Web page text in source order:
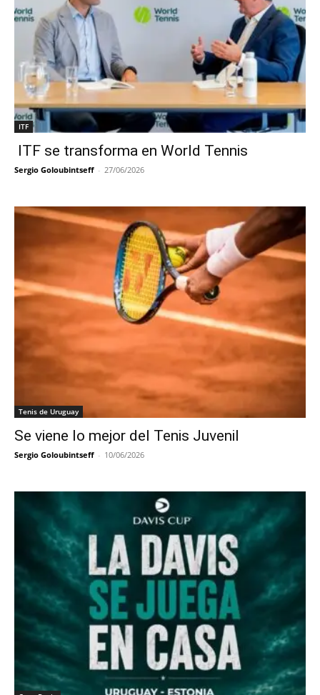
ITF
ITF se transforma en World Tennis
Sergio Goloubintseff - 27/06/2026
Tenis de Uruguay
Se viene lo mejor del Tenis Juvenil
Sergio Goloubintseff - 10/06/2026